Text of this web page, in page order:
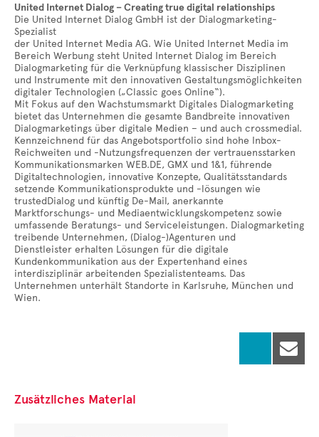
United Internet Dialog – Creating true digital relationships
Die United Internet Dialog GmbH ist der Dialogmarketing-
Spezialist
der United Internet Media AG. Wie United Internet Media im
Bereich Werbung steht United Internet Dialog im Bereich
Dialogmarketing für die Verknüpfung klassischer Disziplinen
und Instrumente mit den innovativen Gestaltungsmöglichkeiten
digitaler Technologien („Classic goes Online“).
Mit Fokus auf den Wachstumsmarkt Digitales Dialogmarketing
bietet das Unternehmen die gesamte Bandbreite innovativen
Dialogmarketings über digitale Medien – und auch crossmedial.
Kennzeichnend für das Angebotsportfolio sind hohe Inbox-
Reichweiten und -Nutzungsfrequenzen der vertrauensstarken
Kommunikationsmarken WEB.DE, GMX und 1&1, führende
Digitaltechnologien, innovative Konzepte, Qualitätsstandards
setzende Kommunikationsprodukte und -lösungen wie
trustedDialog und künftig De-Mail, anerkannte
Marktforschungs- und Mediaentwicklungskompetenz sowie
umfassende Beratungs- und Serviceleistungen. Dialogmarketing
treibende Unternehmen, (Dialog-)Agenturen und
Dienstleister erhalten Lösungen für die digitale
Kundenkommunikation aus der Expertenhand eines
interdisziplinär arbeitenden Spezialistenteams. Das
Unternehmen unterhält Standorte in Karlsruhe, München und
Wien.

Zusätzliches Material